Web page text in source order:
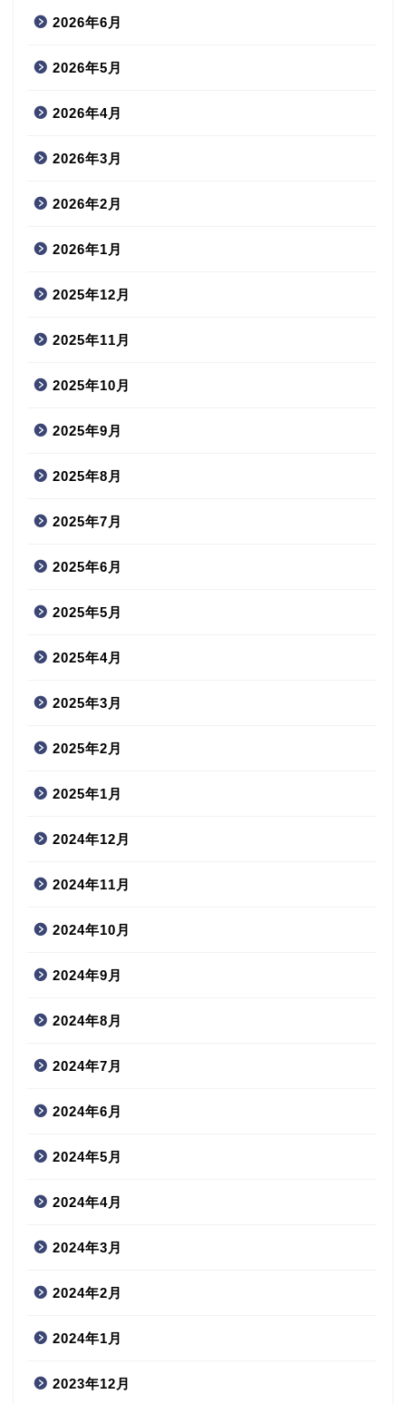
2026年6月
2026年5月
2026年4月
2026年3月
2026年2月
2026年1月
2025年12月
2025年11月
2025年10月
2025年9月
2025年8月
2025年7月
2025年6月
2025年5月
2025年4月
2025年3月
2025年2月
2025年1月
2024年12月
2024年11月
2024年10月
2024年9月
2024年8月
2024年7月
2024年6月
2024年5月
2024年4月
2024年3月
2024年2月
2024年1月
2023年12月